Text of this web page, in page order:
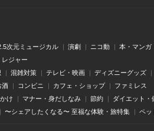
次元ミュージカル 演劇 ニコ動 本・マンガ
レジャー
混雑対策 テレビ・映画 ディズニーグッズ
酒 コンビニ カフェ・ショップ ファミレス
け マナー・身だしなみ 節約 ダイエット・
〜シェアしたくなる〜 至福な体験・旅特集 ペッ